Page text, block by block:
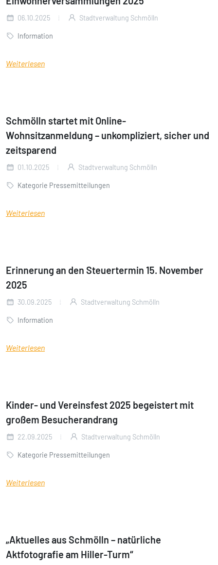
06.10.2025 Stadtverwaltung Schmölln
Information
Weiterlesen
Schmölln startet mit Online-
Wohnsitzanmeldung – unkompliziert, sicher und
zeitsparend
01.10.2025 Stadtverwaltung Schmölln
Kategorie Pressemitteilungen
Weiterlesen
Erinnerung an den Steuertermin 15. November
2025
30.09.2025 Stadtverwaltung Schmölln
Information
Weiterlesen
Kinder- und Vereinsfest 2025 begeistert mit
großem Besucherandrang
22.09.2025 Stadtverwaltung Schmölln
Kategorie Pressemitteilungen
Weiterlesen
„Aktuelles aus Schmölln – natürliche
Aktfotografie am Hiller-Turm“